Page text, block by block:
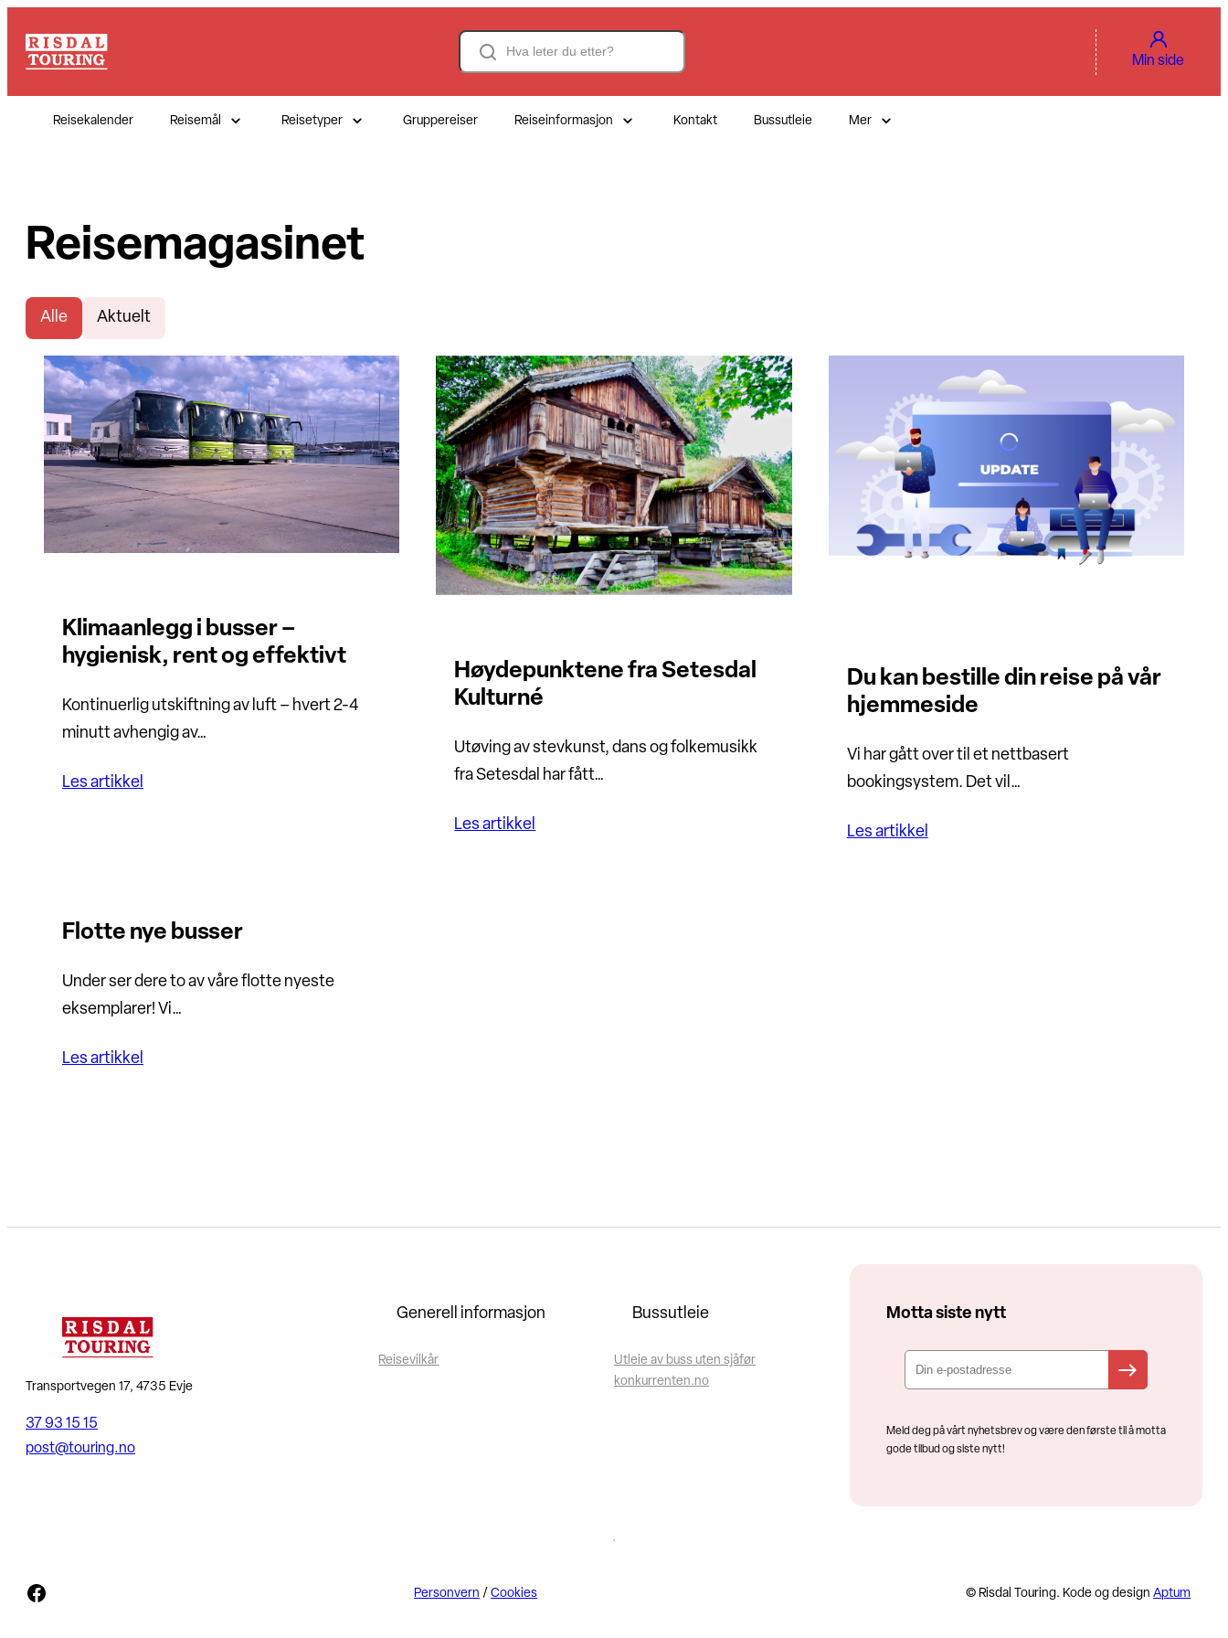
Search
Min side
Reisekalender Reisemål Reisetyper Gruppereiser Reiseinformasjon Kontakt Bussutleie Mer
Reisemagasinet
Alle Aktuelt
Klimaanlegg i busser –
hygienisk, rent og effektivt
Kontinuerlig utskiftning av luft – hvert 2-4
minutt avhengig av…
Les artikkel
Høydepunktene fra Setesdal
Kulturné
Utøving av stevkunst, dans og folkemusikk
fra Setesdal har fått…
Les artikkel
Du kan bestille din reise på vår
hjemmeside
Vi har gått over til et nettbasert
bookingsystem. Det vil…
Les artikkel
Flotte nye busser
Under ser dere to av våre flotte nyeste
eksemplarer! Vi…
Les artikkel
Transportvegen 17, 4735 Evje
37 93 15 15
post@touring.no
Generell informasjon
Reisevilkår
Bussutleie
Utleie av buss uten sjåfør
konkurrenten.no
Motta siste nytt
Meld deg på vårt nyhetsbrev og være den første til å motta
gode tilbud og siste nytt!
Facebook Personvern /Cookies © Risdal Touring. Kode og designAptum